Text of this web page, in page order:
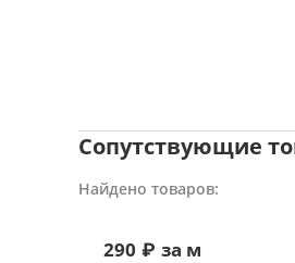
Сопутствующие
Найдено товаров:
290 ₽ за м